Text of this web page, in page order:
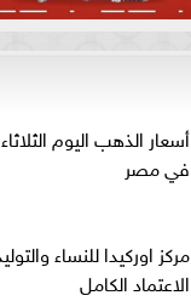
في مصر
مركز اوركيدا للنساء
الاعتماد الكامل